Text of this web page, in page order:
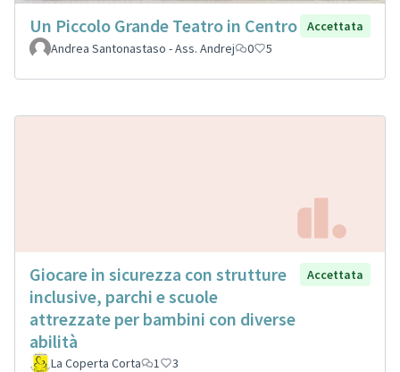
Un Piccolo Grande Teatro in Centro
Accettata
Andrea Santonastaso - Ass. Andrej
0 5
Giocare in sicurezza con strutture
inclusive, parchi e scuole
attrezzate per bambini con diverse
abilità
Accettata
La Coperta Corta 1 3